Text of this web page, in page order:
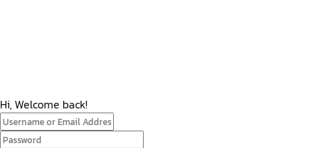
Hi, Welcome back!